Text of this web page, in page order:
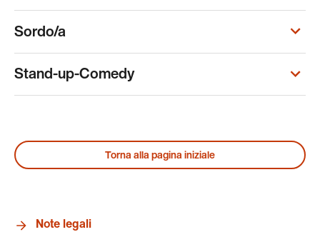
Sordo/a
Stand-up-Comedy
Torna alla pagina iniziale
Note legali